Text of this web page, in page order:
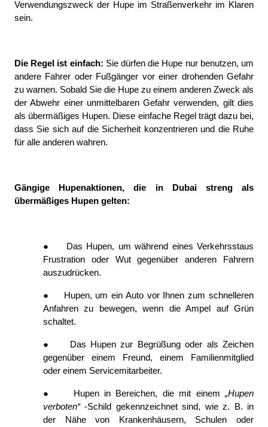
Verwendungszweck der Hupe im Straßenverkehr im Klaren
sein.
Die Regel ist einfach: Sie dürfen die Hupe nur benutzen, um
andere Fahrer oder Fußgänger vor einer drohenden Gefahr
zu warnen. Sobald Sie die Hupe zu einem anderen Zweck als
der Abwehr einer unmittelbaren Gefahr verwenden, gilt dies
als übermäßiges Hupen. Diese einfache Regel trägt dazu bei,
dass Sie sich auf die Sicherheit konzentrieren und die Ruhe
für alle anderen wahren.
Gängige Hupenaktionen, die in Dubai streng als
übermäßiges Hupen gelten:
●
Das Hupen, um während eines Verkehrsstaus
Frustration oder Wut gegenüber anderen Fahrern
auszudrücken.
●
Hupen, um ein Auto vor Ihnen zum schnelleren
Anfahren zu bewegen, wenn die Ampel auf Grün
schaltet.
●
Das Hupen zur Begrüßung oder als Zeichen
gegenüber einem Freund, einem Familienmitglied
oder einem Servicemitarbeiter.
● Hupen in Bereichen, die mit einem „Hupen
verboten“ -Schild gekennzeichnet sind, wie z. B. in
der Nähe von Krankenhäusern, Schulen oder